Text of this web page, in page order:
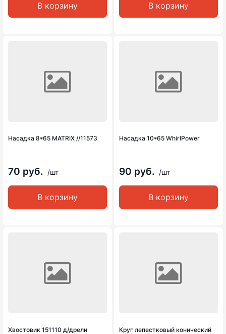
В корзину В корзину
Насадка 8*65 MATRIX //11573
70 руб. /шт
В корзину
Насадка 10*65 WhirlPower
90 руб. /шт
В корзину
Хвостовик 151110 д/дрели
Круг лепестковый конический